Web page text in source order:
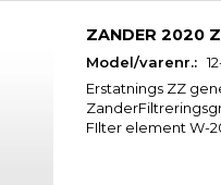
ZANDER 2020
Model/varenr.:
Erstatnings ZZ
FIlter element W-